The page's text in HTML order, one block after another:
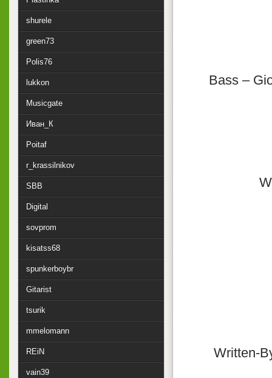
Bass –
Written-
shurele
green73
Polis76
lukkon
Musicgate
Иван_К
Poitaf
r_krassilnikov
SBB
Digital
sovprom
kisatss68
spunkerboybr
Gitarist
tsurik
mmelomann
REiN
vain39